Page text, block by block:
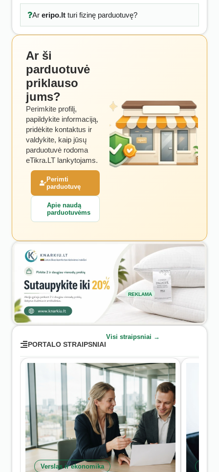
Ar eripo.ltturi fizinę parduotuvę?
Ar ši
parduotuvė
priklauso
jums?
Perimkite profilį,
papildykite informaciją,
pridėkite kontaktus ir
valdykite, kaip jūsų
parduotuvė rodoma
eTikra.LT lankytojams.
Perimti
parduotuvę
Apie naudą
parduotuvėms
REKLAMA
PORTALO STRAIPSNIAI
Visi straipsniai →
Verslas ir ekonomika